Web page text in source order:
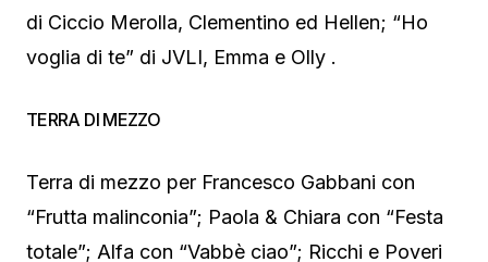
di Ciccio Merolla, Clementino ed Hellen; “Ho
voglia di te” di JVLI, Emma e Olly .
TERRA DI MEZZO
Terra di mezzo per Francesco Gabbani con
“Frutta malinconia”; Paola & Chiara con “Festa
totale”; Alfa con “Vabbè ciao”; Ricchi e Poveri